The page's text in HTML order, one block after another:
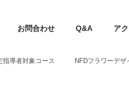
お問合わせ Q&A ア
指導者対象コース NFDフラワーデ